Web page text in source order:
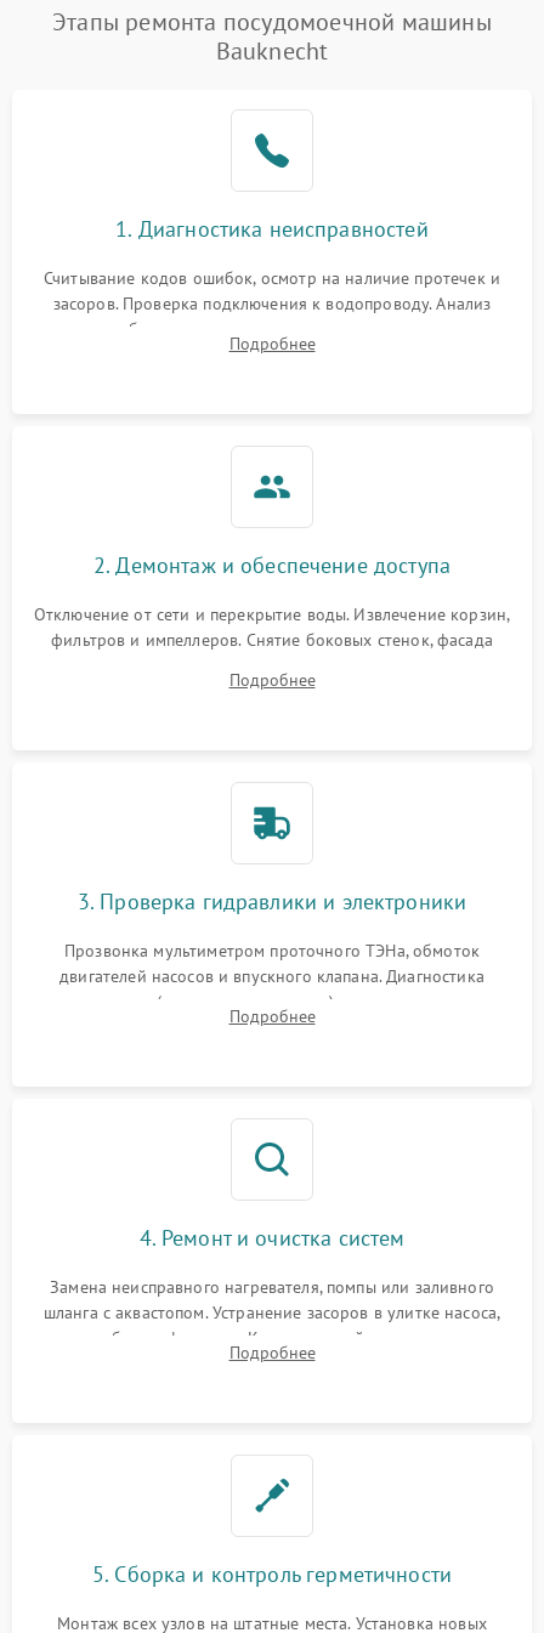
Проблемы с набором
воды
1800 ₽ Подробнее →
1700 ₽
циркуляционным насосом
2100 ₽ Подробнее →
Этапы ремонта посудомоечной машины
Bauknecht
1. Диагностика неисправностей
Считывание кодов ошибок, осмотр на наличие протечек и
засоров. Проверка подключения к водопроводу. Анализ
жалоб на отсутствие слива, нагрева, вращения
разбрызгивателей или срабатывание системы защиты
Подробнее
2. Демонтаж и обеспечение доступа
Отключение от сети и перекрытие воды. Извлечение корзин,
фильтров и импеллеров. Снятие боковых стенок, фасада
циркуляционному насосу, ТЭНу и сливной помпе.
Подробнее
3. Проверка гидравлики и электроники
Прозвонка мультиметром проточного ТЭНа, обмоток
двигателей насосов и впускного клапана. Диагностика
прессостата (датчика уровня воды), датчика мутности,
концевика дверцы и электронного модуля управления.
Подробнее
4. Ремонт и очистка систем
Замена неисправного нагревателя, помпы или заливного
шланга с аквастопом. Устранение засоров в улитке насоса,
патрубках и фильтрах. Компонентный ремонт платы
управления, восстановление поврежденной проводки.
Подробнее
5. Сборка и контроль герметичности
Монтаж всех узлов на штатные места. Установка новых